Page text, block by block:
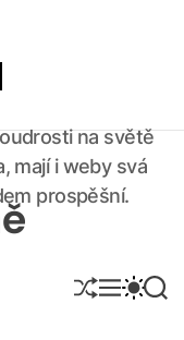
na světě
mají i weby svá
prospěšní.
S
H
M
E
S
W
S
E